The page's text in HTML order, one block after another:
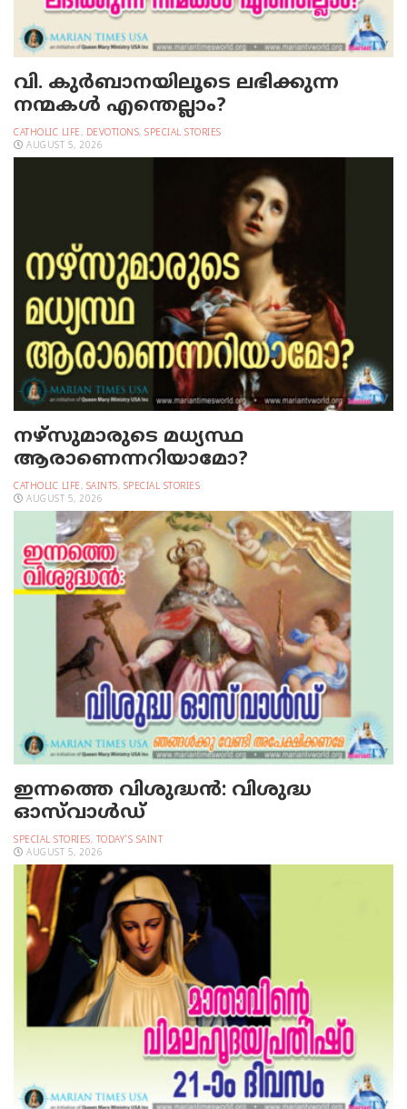
വി. കുര്‍ബാനയിലൂടെ ലഭിക്കുന്ന
നന്മകള്‍ എന്തെല്ലാം?
CATHOLIC LIFE, DEVOTIONS, SPECIAL STORIES
AUGUST 5, 2026
നഴ്‌സുമാരുടെ മധ്യസ്ഥ
ആരാണെന്നറിയാമോ?
CATHOLIC LIFE, SAINTS, SPECIAL STORIES
AUGUST 5, 2026
ഇന്നത്തെ വിശുദ്ധന്‍: വിശുദ്ധ
ഓസ്‌വാള്‍ഡ്
SPECIAL STORIES, TODAY'S SAINT
AUGUST 5, 2026